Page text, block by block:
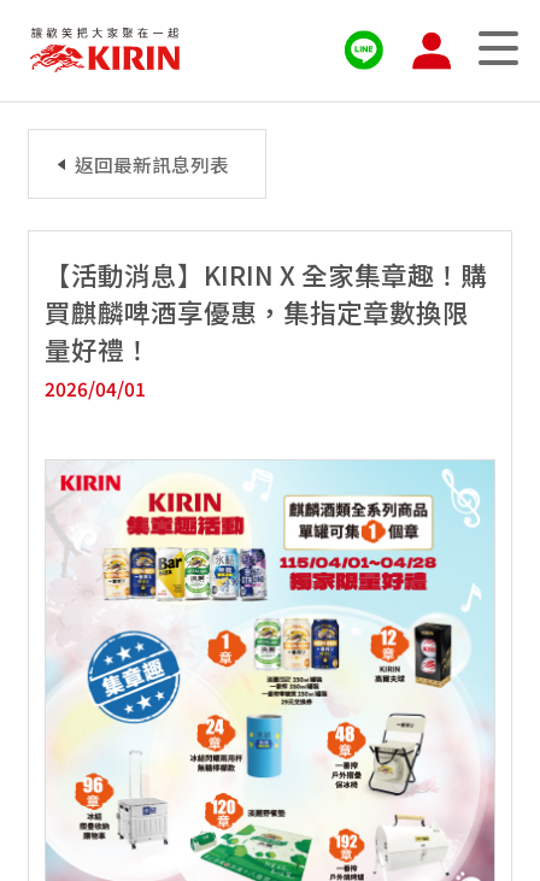
【活動消息】KIRIN X 全家集章趣！購
買麒麟啤酒享優惠，集指定章數換限
量好禮！
2026/04/01
返回最新訊息列表